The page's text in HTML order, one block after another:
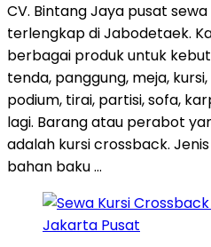
CV. Bintang Jaya pusat
terlengkap di Jabodetaek.
berbagai produk untuk
tenda, panggung, meja,
podium, tirai, partisi, sofa,
lagi. Barang atau perabot
adalah kursi crossback.
bahan baku …